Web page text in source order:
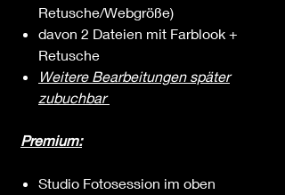
Retusche/Webgröße)
davon 2 Dateien mit Farblook +
Retusche
Weitere Bearbeitungen später
zubuchbar
Premium:
Studio Fotosession im oben